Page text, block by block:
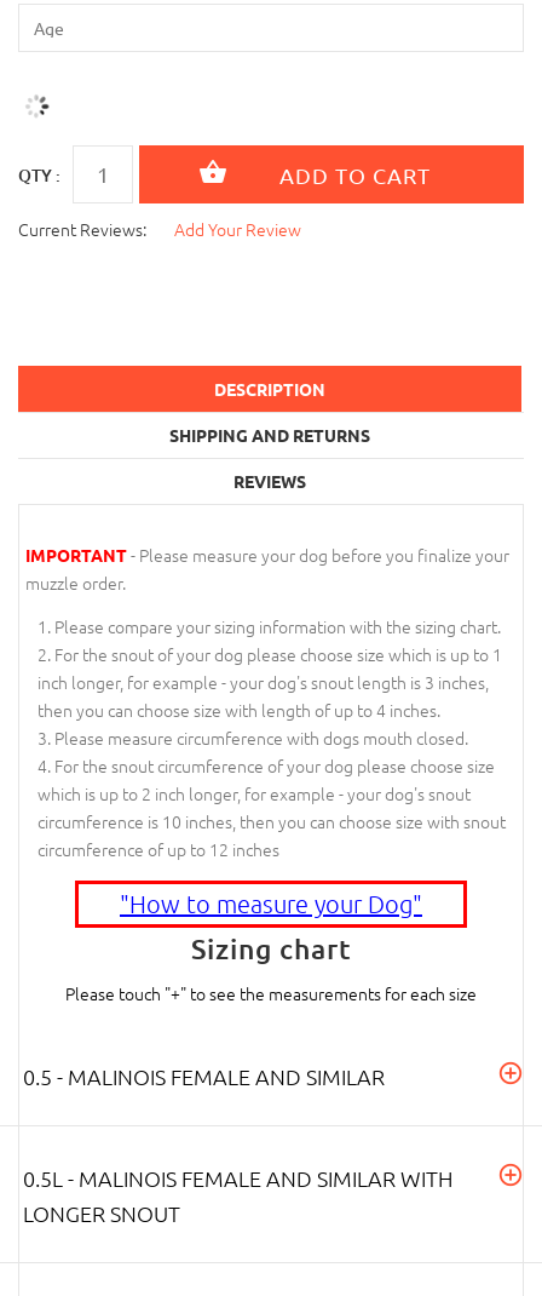
QTY :
Current Reviews: Add Your Review
DESCRIPTION
SHIPPING AND RETURNS
REVIEWS
IMPORTANT- Please measure your dog before you finalize your
muzzle order.
Please compare your sizing information with the sizing chart.
For the snout of your dog please choose size which is up to 1
inch longer, for example - your dog's snout length is 3 inches,
then you can choose size with length of up to 4 inches.
Please measure circumference with dogs mouth closed.
For the snout circumference of your dog please choose size
which is up to 2 inch longer, for example - your dog's snout
circumference is 10 inches, then you can choose size with snout
circumference of up to 12 inches
"How to measure your Dog"
Sizing chart
Please touch "+" to see the measurements for each size
0.5 - MALINOIS FEMALE AND SIMILAR
0.5L - MALINOIS FEMALE AND SIMILAR WITH
LONGER SNOUT